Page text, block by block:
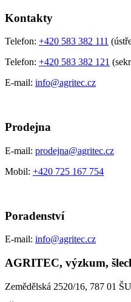
Kontakty
Telefon: +420 583 382 111
Telefon: +420 583 382 121
E-mail: info@agritec.cz
Prodejna
E-mail: prodejna@agritec.cz
Mobil: +420 725 167 754
Poradenství
E-mail: info@agritec.cz
AGRITEC, výzkum,
Zemědělská 2520/16, 787 01